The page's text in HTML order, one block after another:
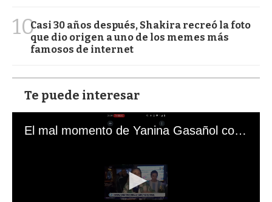
10Casi 30 años después, Shakira recreó la foto
que dio origen a uno de los memes más
famosos de internet
Te puede interesar
El mal momento de Yanina Gasañol con un hincha argentino en "Subrayado"